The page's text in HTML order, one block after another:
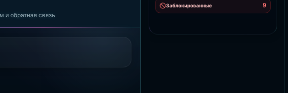
и обратная связь
Заблокированные 9